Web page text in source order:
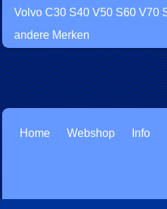
Volvo C30 S40 V50 S60 V70
andere Merken
Home Webshop Info